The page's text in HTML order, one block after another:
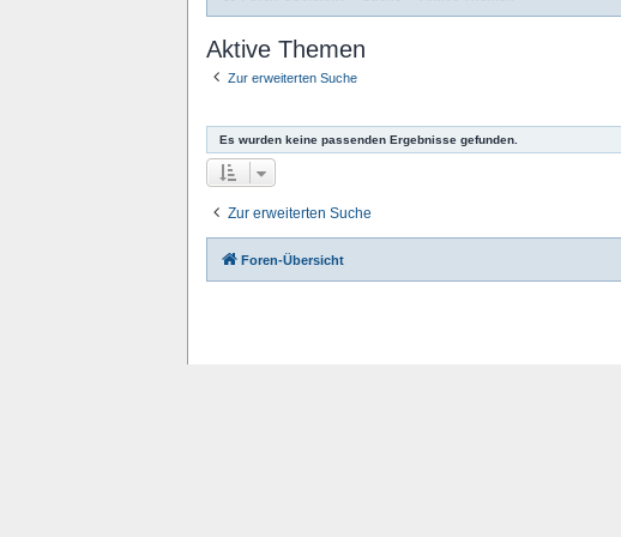
Aktive Themen
Zur erweiterten Suche
Es wurden keine passenden Ergebnisse gefunden.
Zur erweiterten Suche
Foren-Übersicht